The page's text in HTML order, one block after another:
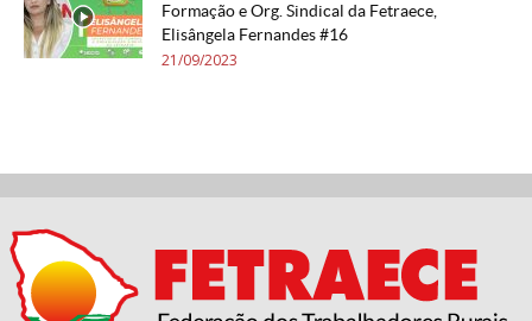
Formação e Org. Sindical da Fetraece,
Elisângela Fernandes #16
21/09/2023